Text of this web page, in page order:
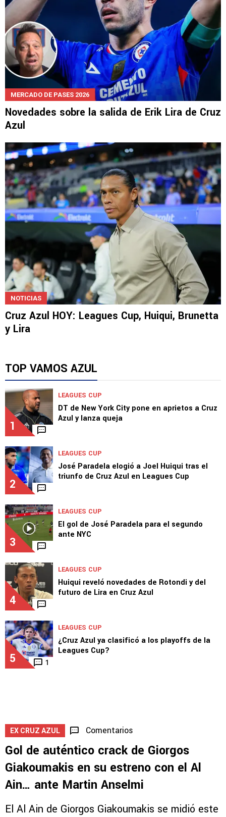
MERCADO DE PASES 2026
Novedades sobre la salida de Erik Lira de Cruz
Azul
NOTICIAS
Cruz Azul HOY: Leagues Cup, Huiqui, Brunetta
y Lira
TOP VAMOS AZUL
1
LEAGUES CUP
DT de New York City pone en aprietos a Cruz
Azul y lanza queja
2
LEAGUES CUP
José Paradela elogió a Joel Huiqui tras el
triunfo de Cruz Azul en Leagues Cup
3
LEAGUES CUP
El gol de José Paradela para el segundo
ante NYC
4
LEAGUES CUP
Huiqui reveló novedades de Rotondi y del
futuro de Lira en Cruz Azul
5 1
LEAGUES CUP
¿Cruz Azul ya clasificó a los playoffs de la
Leagues Cup?
EX CRUZ AZUL Comentarios
Gol de auténtico crack de Giorgos
Giakoumakis en su estreno con el Al
Ain… ante Martin Anselmi
El Al Ain de Giorgos Giakoumakis se midió este